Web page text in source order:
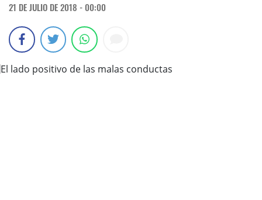
21 DE JULIO DE 2018 - 00:00